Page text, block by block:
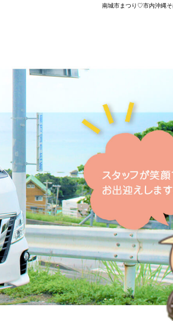
南城市まつり♡市内沖縄そ